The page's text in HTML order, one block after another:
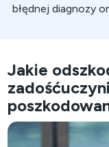
błędnej diagnozy
Jakie